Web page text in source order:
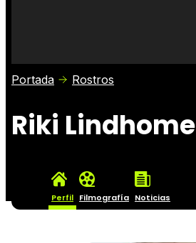
Críticas
Portada Rostros
Riki Lindhome
Perfil Filmografía Noticias